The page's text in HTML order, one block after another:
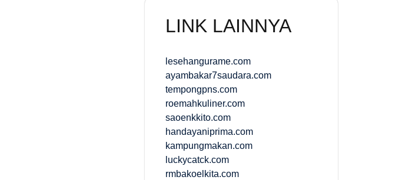
LINK LAINNYA
lesehangurame.com
ayambakar7saudara.com
tempongpns.com
roemahkuliner.com
saoenkkito.com
handayaniprima.com
kampungmakan.com
luckycatck.com
rmbakoelkita.com